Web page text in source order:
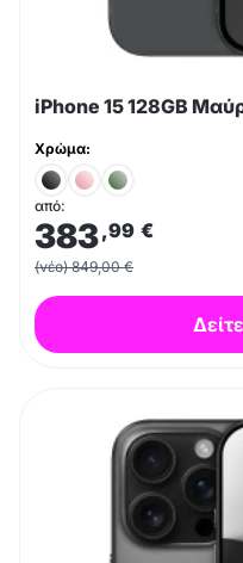
iPhone 15 128GB
Χρώμα:
από:
383,99 €
(νέο) 849,00 €